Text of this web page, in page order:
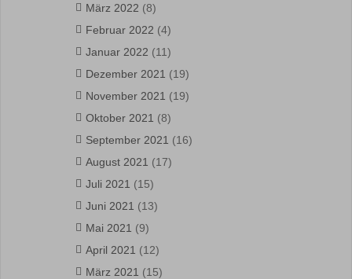
März 2022 (8)
Februar 2022 (4)
Januar 2022 (11)
Dezember 2021 (19)
November 2021 (19)
Oktober 2021 (8)
September 2021 (16)
August 2021 (17)
Juli 2021 (15)
Juni 2021 (13)
Mai 2021 (9)
April 2021 (12)
März 2021 (15)